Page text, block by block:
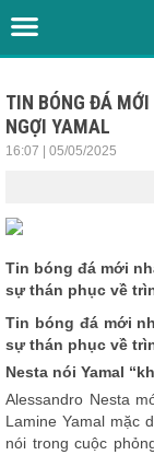
TIN BÓNG ĐÁ
NGỢI YAMAL
16:07 | 05/05/2025
Tin bóng đá mới
sự thán phục về
Tin bóng đámới
sự thán phục về
Nesta nói Yamal
Alessandro Nesta
Lamine Yamal mặc
nói trong cuộc